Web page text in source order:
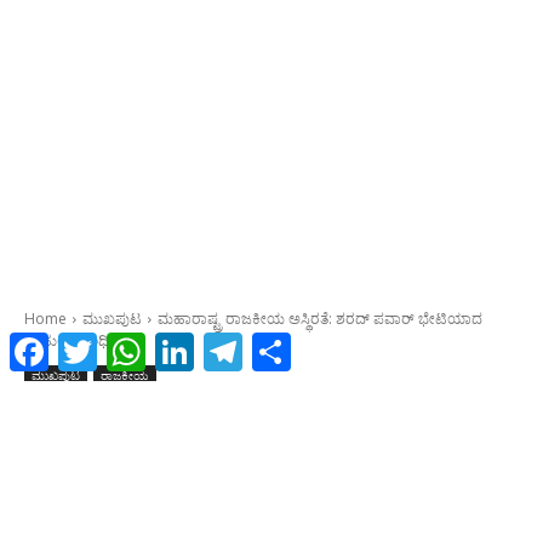
Facebook
Twitter WhatsAppLinkedInTelegram